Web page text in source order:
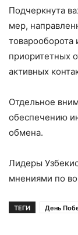
Подчеркнута
мер,
товарооборота
приоритетных
активных
Отдельное
обеспечению
обмена.
Лидеры
мнениями по
ТЕГИ День